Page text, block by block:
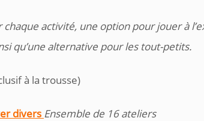
chaque activité, une option pour jouer à
qu’une alternative pour les tout-petits.
à la trousse)
divers Ensemble de 16 ateliers